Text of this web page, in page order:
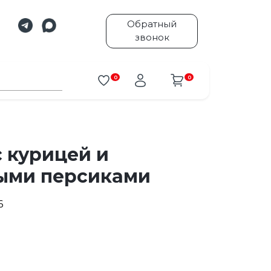
Обратный
звонок
0 0
курицей и
персиками